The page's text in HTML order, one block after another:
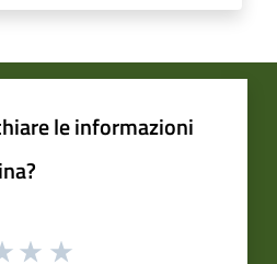
le informazioni